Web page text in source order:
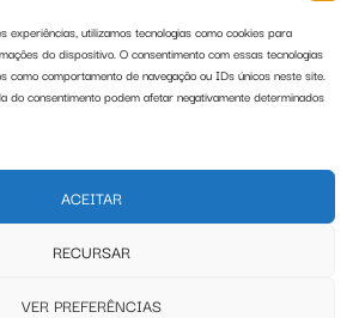
experiências, utilizamos tecnologias como cookies para
do dispositivo. O consentimento com essas tecnologias
comportamento de navegação ou IDs únicos neste site.
do consentimento podem afetar negativamente determinados
ACEITAR
RECURSAR
VER PREFERÊNCIAS
Conosco
Fraldário
Domingo das12h às 22h
Restaurantes
Segunda a Sábado, das10h às
Domingo das12h às 22h